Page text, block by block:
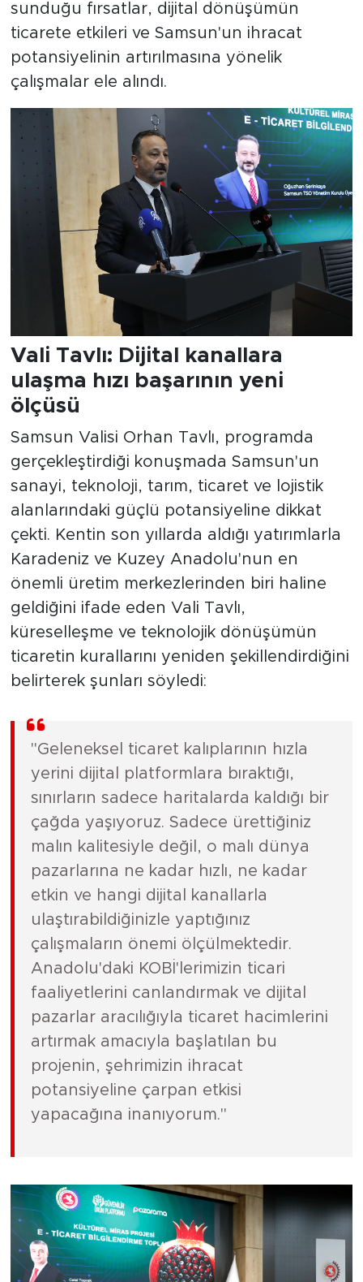
sunduğu fırsatlar, dijital dönüşümün
ticarete etkileri ve Samsun'un ihracat
potansiyelinin artırılmasına yönelik
çalışmalar ele alındı.
Vali Tavlı: Dijital kanallara
ulaşma hızı başarının yeni
ölçüsü
Samsun Valisi Orhan Tavlı, programda
gerçekleştirdiği konuşmada Samsun'un
sanayi, teknoloji, tarım, ticaret ve lojistik
alanlarındaki güçlü potansiyeline dikkat
çekti. Kentin son yıllarda aldığı yatırımlarla
Karadeniz ve Kuzey Anadolu'nun en
önemli üretim merkezlerinden biri haline
geldiğini ifade eden Vali Tavlı,
küreselleşme ve teknolojik dönüşümün
ticaretin kurallarını yeniden şekillendirdiğini
belirterek şunları söyledi:
"Geleneksel ticaret kalıplarının hızla
yerini dijital platformlara bıraktığı,
sınırların sadece haritalarda kaldığı bir
çağda yaşıyoruz. Sadece ürettiğiniz
malın kalitesiyle değil, o malı dünya
pazarlarına ne kadar hızlı, ne kadar
etkin ve hangi dijital kanallarla
ulaştırabildiğinizle yaptığınız
çalışmaların önemi ölçülmektedir.
Anadolu'daki KOBİ'lerimizin ticari
faaliyetlerini canlandırmak ve dijital
pazarlar aracılığıyla ticaret hacimlerini
artırmak amacıyla başlatılan bu
projenin, şehrimizin ihracat
potansiyeline çarpan etkisi
yapacağına inanıyorum."